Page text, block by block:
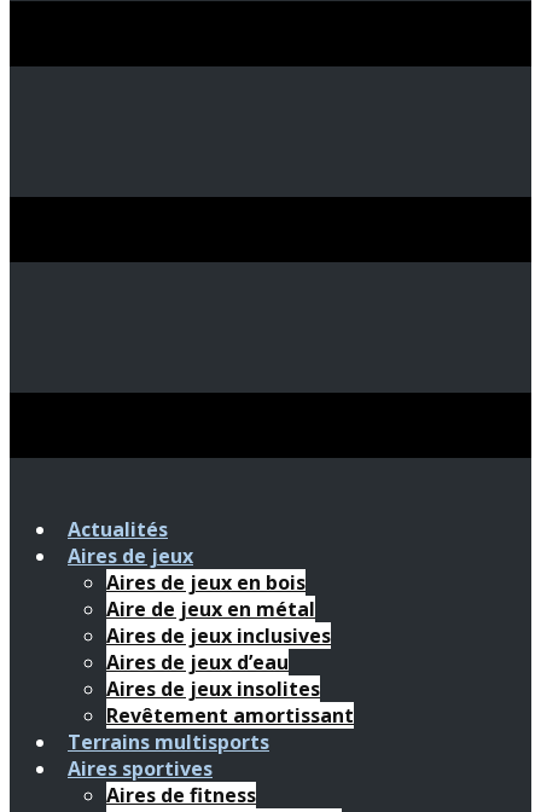
Actualités
Aires de jeux
Aires de jeux en bois
Aire de jeux en métal
Aires de jeux inclusives
Aires de jeux d’eau
Aires de jeux insolites
Revêtement amortissant
Terrains multisports
Aires sportives
Aires de fitness